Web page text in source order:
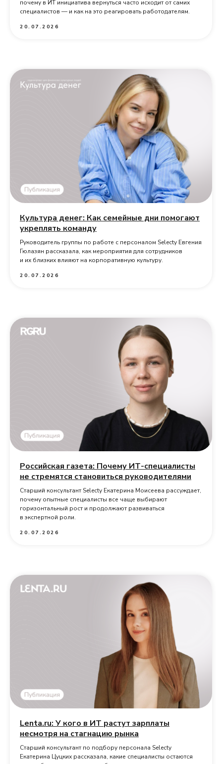
почему в ИТ инициатива вернуться часто исходит от самих
специалистов — и как на это реагировать работодателям.
20.07.2026
Культура денег: Как семейные дни помогают
укреплять команду
Руководитель группы по работе с персоналом Selecty Евгения
Гюлазян рассказала, как мероприятия для сотрудников
и их близких влияют на корпоративную культуру.
20.07.2026
Российская газета: Почему ИТ-специалисты
не стремятся становиться руководителями
Старший консультант Selecty Екатерина Моисеева рассуждает,
почему опытные специалисты все чаще выбирают
горизонтальный рост и продолжают развиваться
в экспертной роли.
20.07.2026
Lenta.ru: У кого в ИТ растут зарплаты
несмотря на стагнацию рынка
Старший консультант по подбору персонала Selecty
Екатерина Цуцких рассказала, какие специалисты остаются